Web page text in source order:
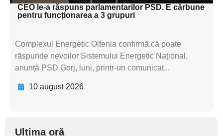
CEO le-a răspuns parlamentarilor PSD. E cărbune
pentru funcționarea a 3 grupuri
Complexul Energetic Oltenia confirmă că poate
răspunde nevoilor Sistemului Energetic Național,
anunță PSD Gorj, luni, printr-un comunicat...
10 august 2026
Ultima oră